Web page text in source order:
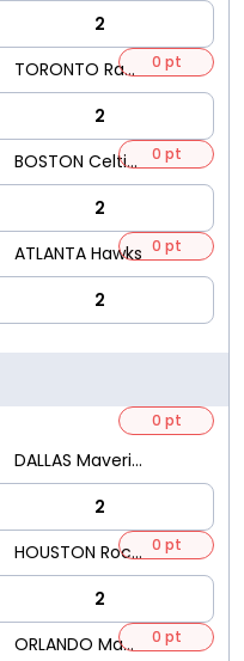
2
2
TORONTO Raptors 0 pt
2
BOSTON Celtics 0 pt
2
ATLANTA Hawks 0 pt
2
DALLAS Mavericks
0 pt
2
HOUSTON Rockets 0 pt
ORLANDO Magic 0 pt